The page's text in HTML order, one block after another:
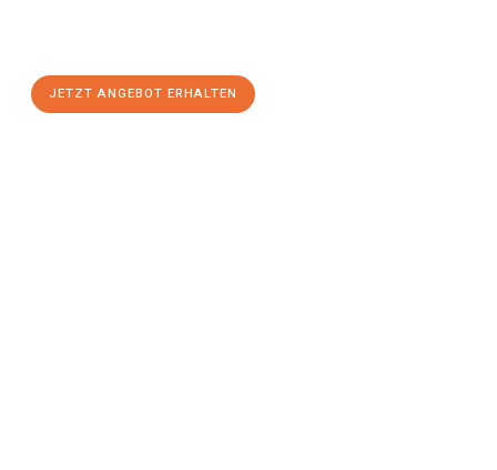
JETZT ANGEBOT ERHALTEN